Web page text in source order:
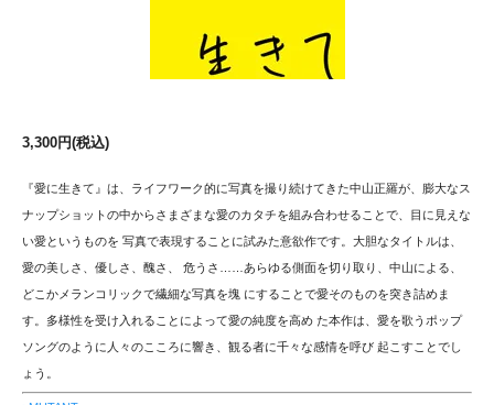
3,300円(税込)
『愛に生きて』は、ライフワーク的に写真を撮り続けてきた中山正羅が、膨大なス
ナップショットの中からさまざまな愛のカタチを組み合わせることで、目に見えな
い愛というものを 写真で表現することに試みた意欲作です。大胆なタイトルは、
愛の美しさ、優しさ、醜さ、 危うさ……あらゆる側面を切り取り、中山による、
どこかメランコリックで繊細な写真を塊 にすることで愛そのものを突き詰めま
す。多様性を受け入れることによって愛の純度を高め た本作は、愛を歌うポップ
ソングのように人々のこころに響き、観る者に千々な感情を呼び 起こすことでし
ょう。